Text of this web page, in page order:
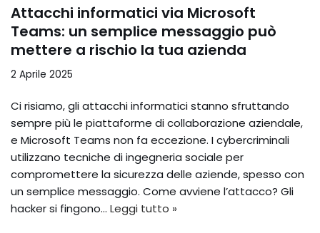
Attacchi informatici via Microsoft
Teams: un semplice messaggio può
mettere a rischio la tua azienda
2 Aprile 2025
Ci risiamo, gli attacchi informatici stanno sfruttando
sempre più le piattaforme di collaborazione aziendale,
e Microsoft Teams non fa eccezione. I cybercriminali
utilizzano tecniche di ingegneria sociale per
compromettere la sicurezza delle aziende, spesso con
un semplice messaggio. Come avviene l’attacco? Gli
hacker si fingono… Leggi tutto »